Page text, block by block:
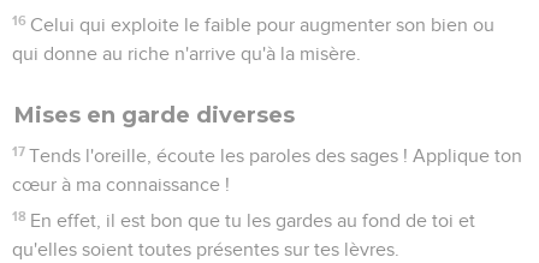
16 Celui qui exploite le faible pour augmenter son bien ou
qui donne au riche n'arrive qu'à la misère.
Mises en garde diverses
17 Tends l'oreille, écoute les paroles des sages ! Applique ton
cœur à ma connaissance !
18 En effet, il est bon que tu les gardes au fond de toi et
qu'elles soient toutes présentes sur tes lèvres.